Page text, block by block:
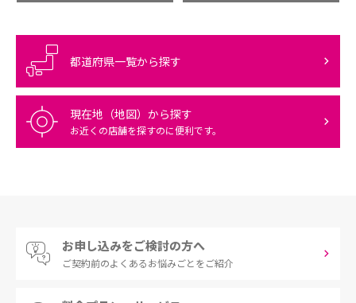
都道府県一覧から探す
現在地（地図）から探す
お近くの店舗を探すのに便利です。
お申し込みをご検討の方へ
ご契約前のよくあるお悩みごとをご紹介